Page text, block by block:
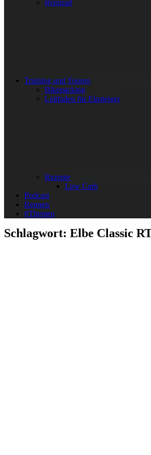
Rennrad
Training und Touren
Bikepacking
Leitfaden für Einsteiger
Rezepte
Low Carb
Podcast
Rennen
#Themen
Schlagwort: Elbe Classic